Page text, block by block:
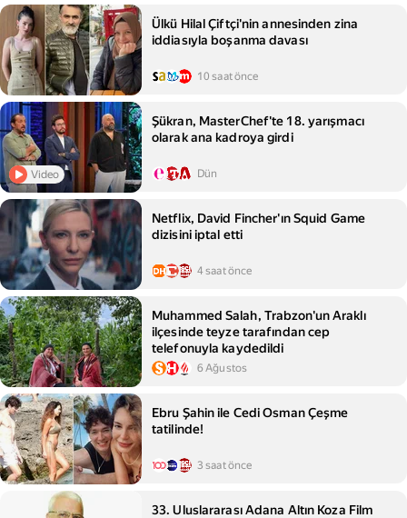
Ülkü Hilal Çiftçi'nin annesinden zina
iddiasıyla boşanma davası
10 saat önce
Video
Şükran, MasterChef'te 18. yarışmacı
olarak ana kadroya girdi
Dün
Netflix, David Fincher'ın Squid Game
dizisini iptal etti
4 saat önce
Muhammed Salah, Trabzon'un Araklı
ilçesinde teyze tarafından cep
telefonuyla kaydedildi
6 Ağustos
Ebru Şahin ile Cedi Osman Çeşme
tatilinde!
3 saat önce
33. Uluslararası Adana Altın Koza Film